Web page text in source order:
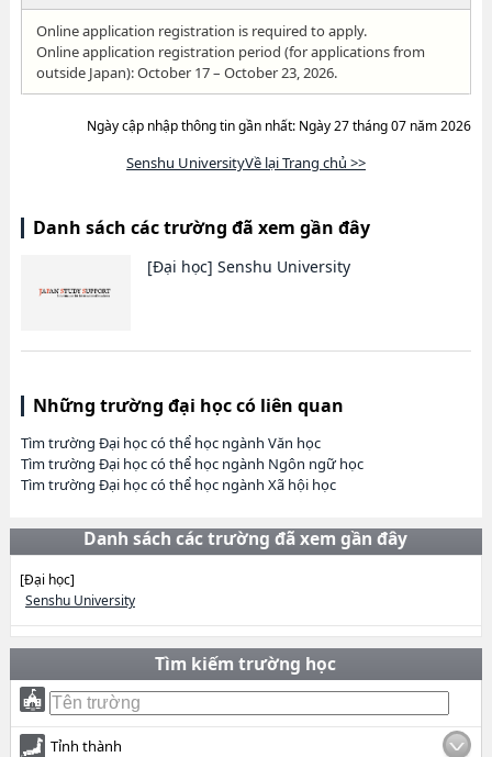
Online application registration is required to apply.
Online application registration period (for applications from
outside Japan): October 17 – October 23, 2026.
Ngày cập nhập thông tin gần nhất: Ngày 27 tháng 07 năm 2026
Senshu UniversityVề lại Trang chủ >>
Danh sách các trường đã xem gần đây
[Đại học] Senshu University
Những trường đại học có liên quan
Tìm trường Đại học có thể học ngành Văn học
Tìm trường Đại học có thể học ngành Ngôn ngữ học
Tìm trường Đại học có thể học ngành Xã hội học
Danh sách các trường đã xem gần đây
[Đại học]
Senshu University
Tìm kiếm trường học
Tỉnh thành